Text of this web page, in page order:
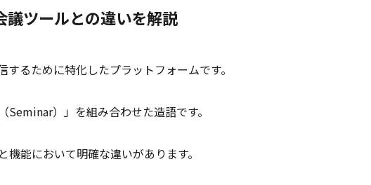
ツールとの違いを解説
るために特化したプラットフォームです。
）」を組み合わせた造語です。
能において明確な違いがあります。